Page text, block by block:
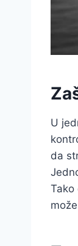
U
da
Tako